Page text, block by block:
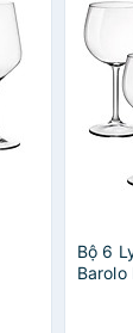
Bộ 6
Barolo